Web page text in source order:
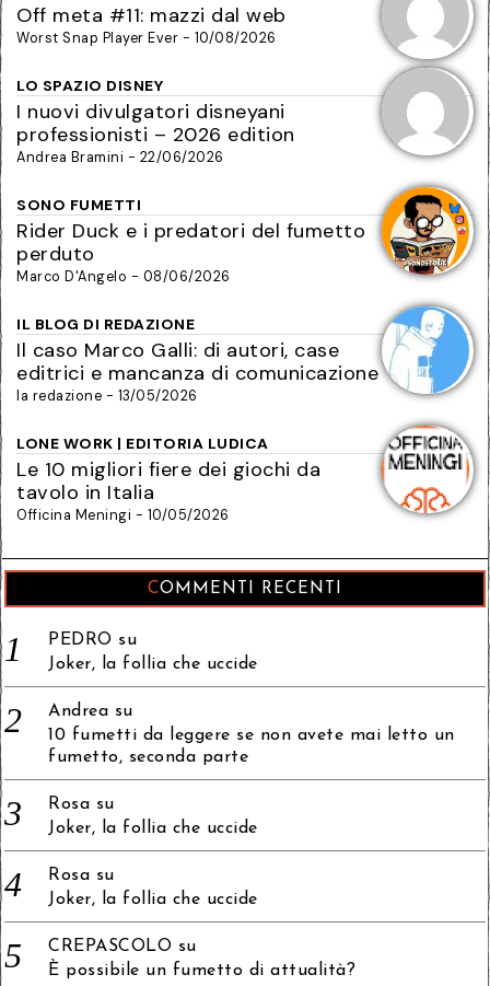
Off meta #11: mazzi dal web
Worst Snap Player Ever - 10/08/2026
LO SPAZIO DISNEY
I nuovi divulgatori disneyani
professionisti – 2026 edition
Andrea Bramini - 22/06/2026
SONO FUMETTI
Rider Duck e i predatori del fumetto
perduto
Marco D'Angelo - 08/06/2026
IL BLOG DI REDAZIONE
Il caso Marco Galli: di autori, case
editrici e mancanza di comunicazione
la redazione - 13/05/2026
LONE WORK | EDITORIA LUDICA
Le 10 migliori fiere dei giochi da
tavolo in Italia
Officina Meningi - 10/05/2026
COMMENTI RECENTI
PEDRO su
Joker, la follia che uccide
Andrea su
10 fumetti da leggere se non avete mai letto un
fumetto, seconda parte
Rosa su
Joker, la follia che uccide
Rosa su
Joker, la follia che uccide
CREPASCOLO su
È possibile un fumetto di attualità?